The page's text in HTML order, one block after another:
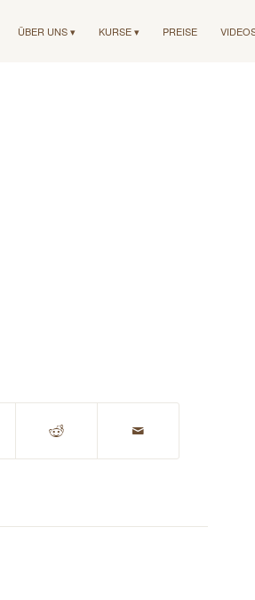
ÜBER UNS ▾ KURSE ▾ PREISE